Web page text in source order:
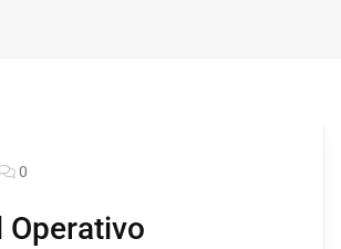
0
Operativo